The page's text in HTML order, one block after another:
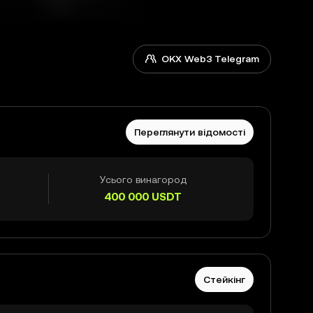
OKX Web3 Telegram
Переглянути відомості
Усього винагород
400 000 USDT
Стейкінг